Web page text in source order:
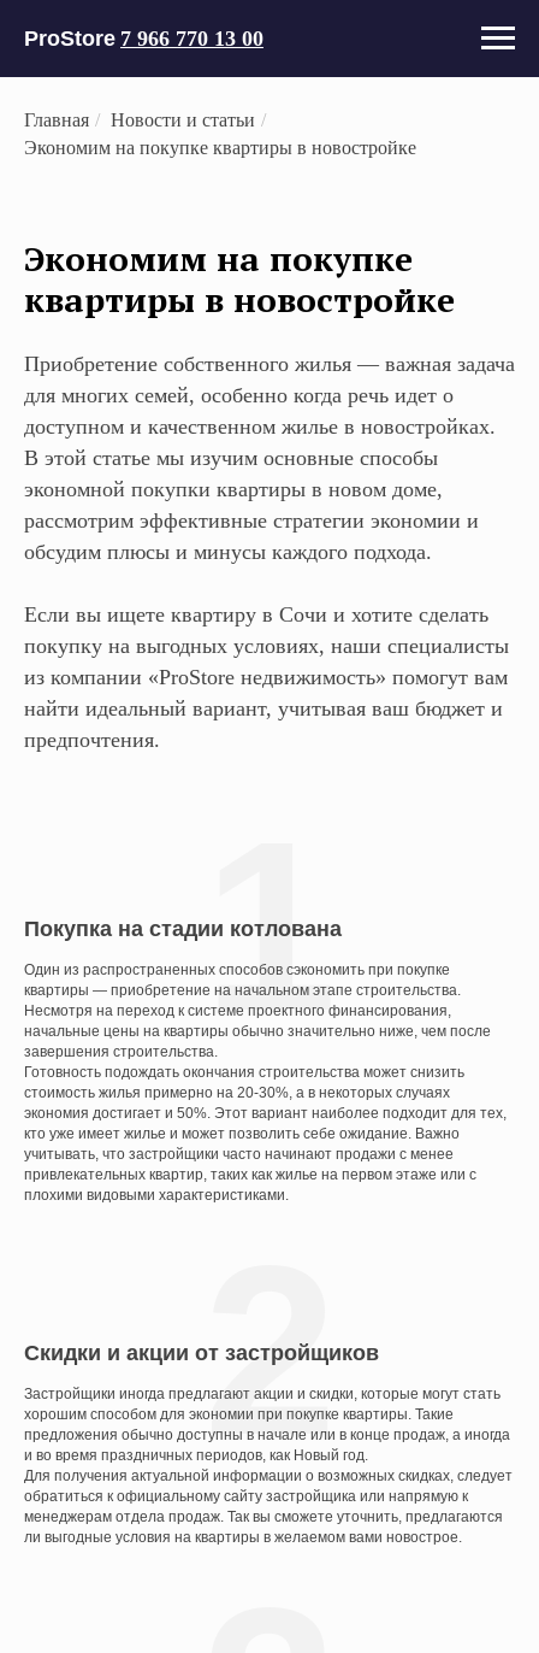
ProStore 7 966 770 13 00
Главная / Новости и статьи /
Экономим на покупке квартиры в новостройке
Экономим на покупке
квартиры в новостройке
Приобретение собственного жилья — важная задача
для многих семей, особенно когда речь идет о
доступном и качественном жилье в новостройках.
В этой статье мы изучим основные способы
экономной покупки квартиры в новом доме,
рассмотрим эффективные стратегии экономии и
обсудим плюсы и минусы каждого подхода.
Если вы ищете квартиру в Сочи и хотите сделать
покупку на выгодных условиях, наши специалисты
из компании «ProStore недвижимость» помогут вам
найти идеальный вариант, учитывая ваш бюджет и
предпочтения.
Покупка на стадии котлована
Один из распространенных способов сэкономить при покупке
квартиры — приобретение на начальном этапе строительства.
Несмотря на переход к системе проектного финансирования,
начальные цены на квартиры обычно значительно ниже, чем после
завершения строительства.
Готовность подождать окончания строительства может снизить
стоимость жилья примерно на 20-30%, а в некоторых случаях
экономия достигает и 50%. Этот вариант наиболее подходит для тех,
кто уже имеет жилье и может позволить себе ожидание. Важно
учитывать, что застройщики часто начинают продажи с менее
привлекательных квартир, таких как жилье на первом этаже или с
плохими видовыми характеристиками.
1
Скидки и акции от застройщиков
Застройщики иногда предлагают акции и скидки, которые могут стать
хорошим способом для экономии при покупке квартиры. Такие
предложения обычно доступны в начале или в конце продаж, а иногда
и во время праздничных периодов, как Новый год.
Для получения актуальной информации о возможных скидках, следует
обратиться к официальному сайту застройщика или напрямую к
менеджерам отдела продаж. Так вы сможете уточнить, предлагаются
ли выгодные условия на квартиры в желаемом вами новострое.
2